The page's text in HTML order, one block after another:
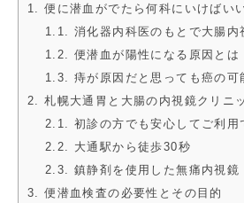
1. 便に潜血がでたら何科にいけばい
1.1. 消化器内科医のもとで大腸内
1.2. 便潜血が陽性になる原因とは
1.3. 痔が原因だと思っても癌の可
2. 札幌大通胃と大腸の内視鏡クリニ
2.1. 初診の方でも安心してご利用
2.2. 大通駅から徒歩30秒
2.3. 鎮静剤を使用した無痛内視鏡
3. 便潜血検査の必要性とその目的